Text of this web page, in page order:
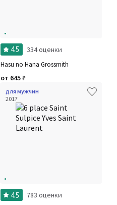
4.5 334 оценки
Hasu no Hana Grossmith
от 645₽
для мужчин
2017
4.5 783 оценки